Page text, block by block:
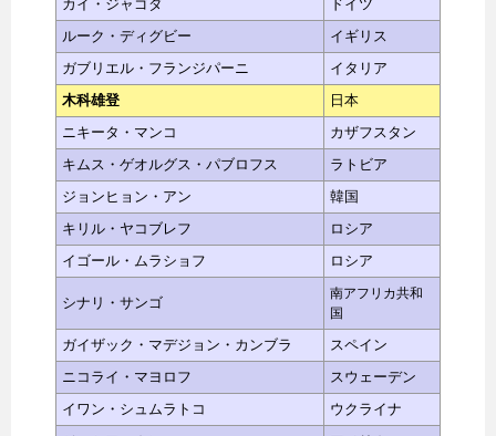
カイ・ジャゴダ
ドイツ
ルーク・ディグビー
イギリス
ガブリエル・フランジパーニ
イタリア
木科雄登
日本
ニキータ・マンコ
カザフスタン
キムス・ゲオルグス・パブロフス
ラトビア
ジョンヒョン・アン
韓国
キリル・ヤコブレフ
ロシア
イゴール・ムラショフ
ロシア
シナリ・サンゴ
南アフリカ共和
国
ガイザック・マデジョン・カンブラ
スペイン
ニコライ・マヨロフ
スウェーデン
イワン・シュムラトコ
ウクライナ